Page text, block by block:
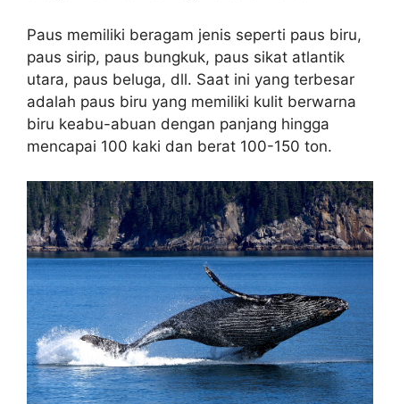
Paus memiliki beragam jenis seperti paus biru,
paus sirip, paus bungkuk, paus sikat atlantik
utara, paus beluga, dll. Saat ini yang terbesar
adalah paus biru yang memiliki kulit berwarna
biru keabu-abuan dengan panjang hingga
mencapai 100 kaki dan berat 100-150 ton.